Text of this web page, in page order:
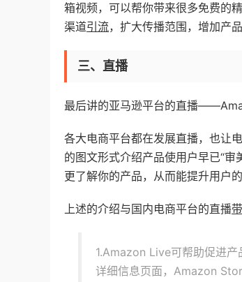
箱视频，可以帮你带来很多免费的
渠道引流，扩大传播范围，增加产品
三、直播
最后讲的亚马逊平台的直播
各大电商平台都在发展直播，也让
的图文形式介绍产品使用户早已“
更了解你的产品，从而能提升用户的
上述的介绍与国内电商平台的直播
1.Amazon Live可帮助促进
详细信息页面，Amazon